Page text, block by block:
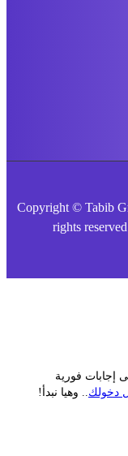
Copyright ©
rights
فورية
.. وهيا نبدأ!